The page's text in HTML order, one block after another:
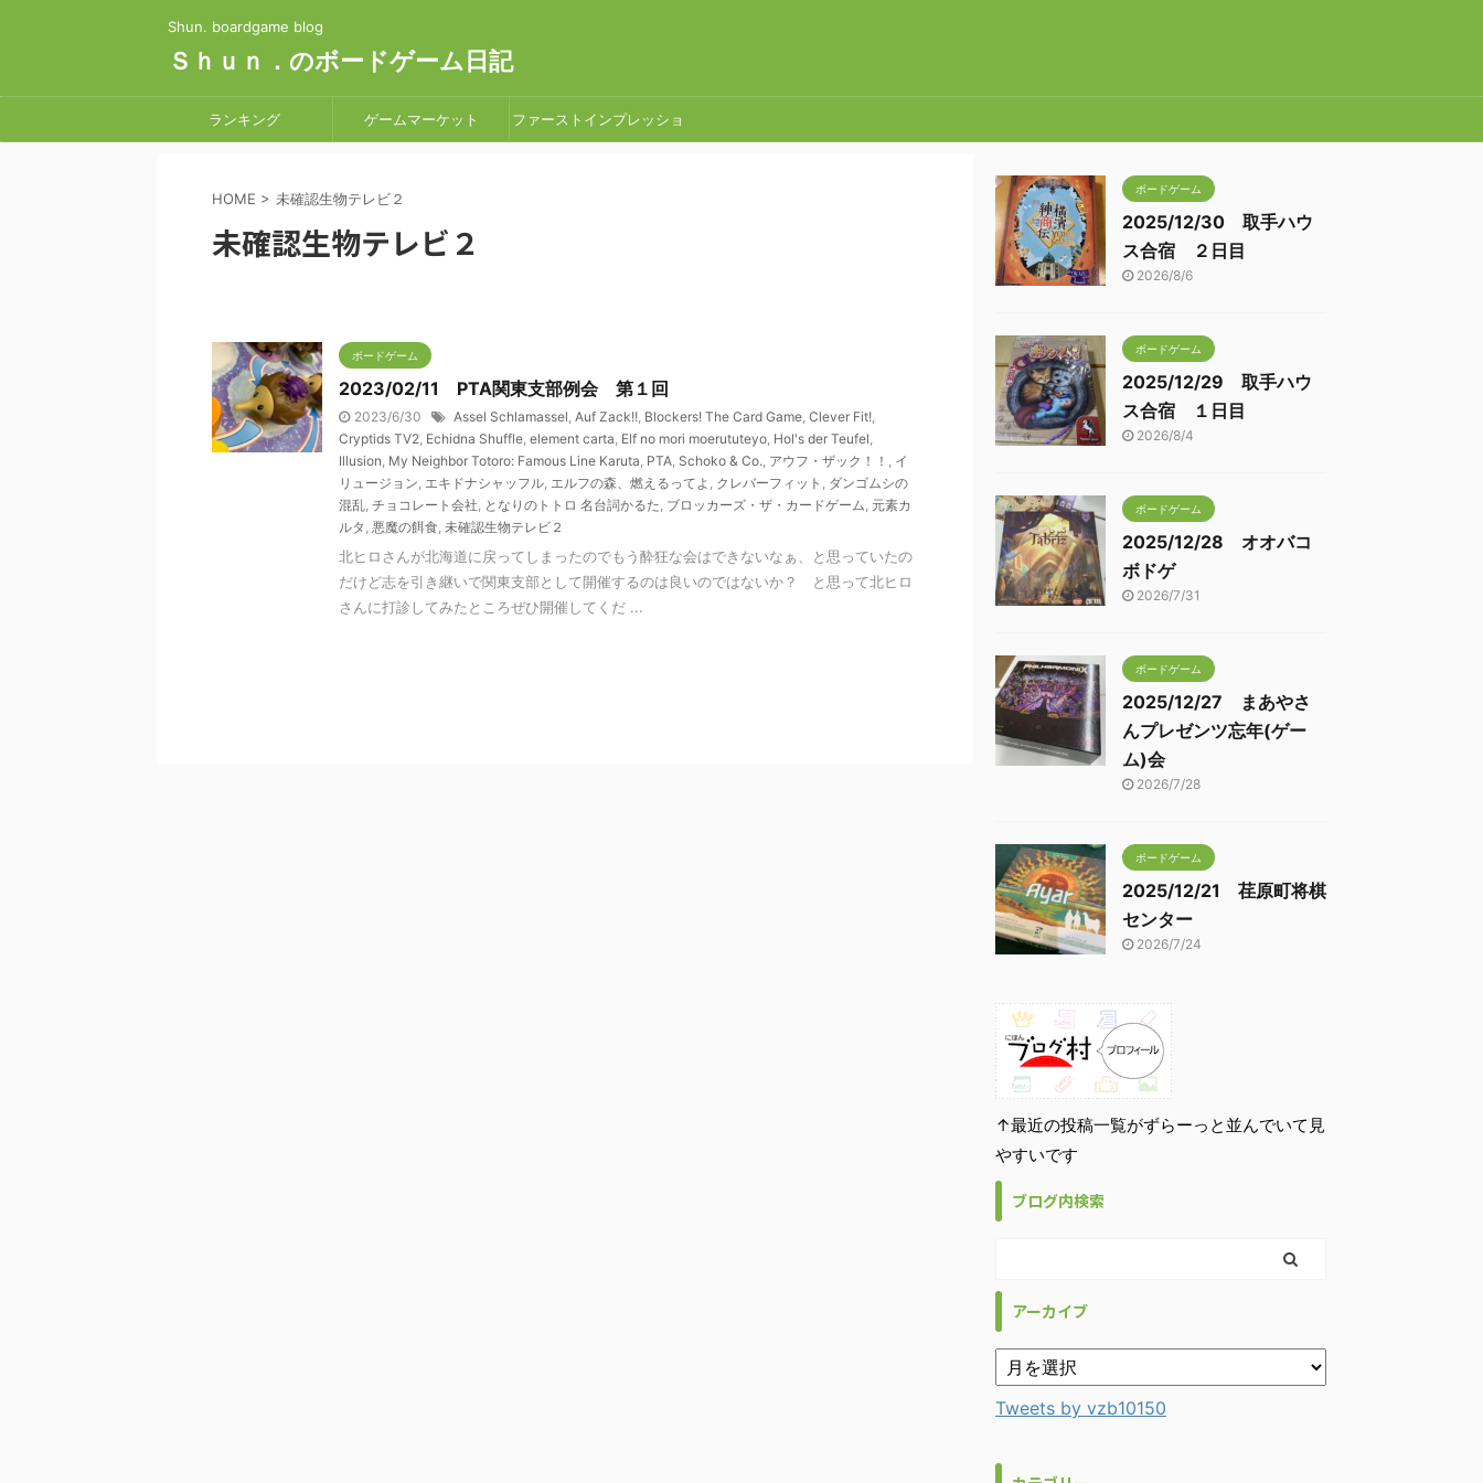
Shun. boardgame blog
Ｓｈｕｎ．のボードゲーム日記
ランキング ゲームマーケット ファーストインプレッショ
HOME > 未確認生物テレビ２
未確認生物テレビ２
ボードゲーム
2023/02/11 PTA関東支部例会 第１回
2023/6/30 Assel Schlamassel, Auf Zack!!, Blockers! The Card Game, Clever Fit!,
Cryptids TV2, Echidna Shuffle, element carta, Elf no mori moerututeyo, Hol's der Teufel,
Illusion, My Neighbor Totoro: Famous Line Karuta, PTA, Schoko & Co., アウフ・ザック！！ , イ
リュージョン, エキドナシャッフル, エルフの森、燃えるってよ , クレバーフィット , ダンゴムシの
混乱, チョコレート会社, となりのトトロ 名台詞かるた, ブロッカーズ・ザ・カードゲーム, 元素カ
ルタ , 悪魔の餌食, 未確認生物テレビ２
北ヒロさんが北海道に戻ってしまったのでもう酔狂な会はできないなぁ、と思っていたの
だけど志を引き継いで関東支部として開催するのは良いのではないか？ と思って北ヒロ
さんに打診してみたところぜひ開催してくだ ...
ボードゲーム
2025/12/30 取手ハウ
ス合宿 ２日目
2026/8/6
ボードゲーム
2025/12/29 取手ハウ
ス合宿 １日目
2026/8/4
ボードゲーム
2025/12/28 オオバコ
ボドゲ
2026/7/31
ボードゲーム
2025/12/27 まあやさ
んプレゼンツ忘年(ゲー
ム)会
2026/7/28
ボードゲーム
2025/12/21 荏原町将棋
センター
2026/7/24
↑最近の投稿一覧がずらーっと並んでいて見
やすいです
ブログ内検索
アーカイブ
Tweets by vzb10150